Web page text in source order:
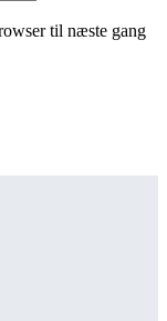
til næste gang